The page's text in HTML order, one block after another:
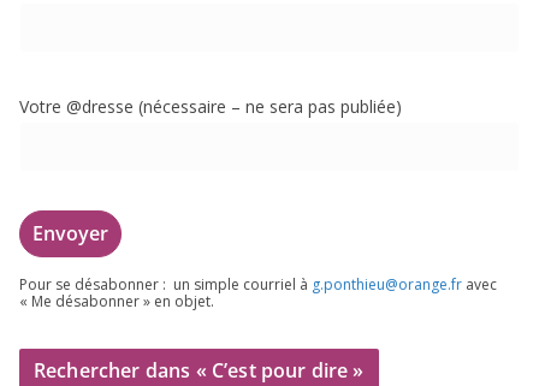
Votre @dresse (néces­saire – ne sera pas publiée)
Pour se désa­bon­ner : un simple cour­riel à g.​ponthieu@​orange.​fr avec
« Me désa­bon­ner » en objet.
Rechercher dans « C’est pour dire »